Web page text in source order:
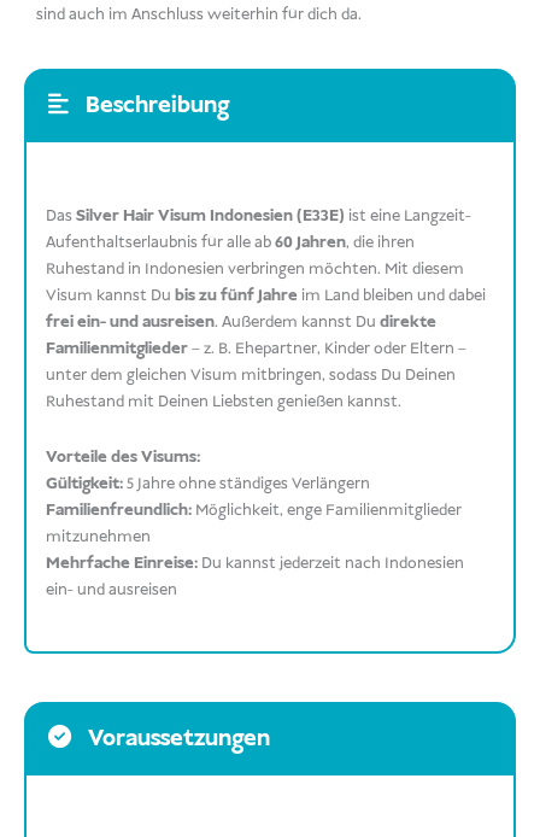
sind auch im Anschluss weiterhin für dich da.
Beschreibung
DasSilver Hair Visum Indonesien (E33E) ist eine Langzeit-
Aufenthaltserlaubnis für alle ab60 Jahren, die ihren
Ruhestand in Indonesien verbringen möchten. Mit diesem
Visum kannst Dubis zu fünf Jahre im Land bleiben und dabei
frei ein- und ausreisen. Außerdem kannst Dudirekte
Familienmitglieder– z. B. Ehepartner, Kinder oder Eltern –
unter dem gleichen Visum mitbringen, sodass Du Deinen
Ruhestand mit Deinen Liebsten genießen kannst.
Vorteile des Visums:
Gültigkeit:5 Jahre ohne ständiges Verlängern
Familienfreundlich: Möglichkeit, enge Familienmitglieder
mitzunehmen
Mehrfache Einreise: Du kannst jederzeit nach Indonesien
ein- und ausreisen
Voraussetzungen